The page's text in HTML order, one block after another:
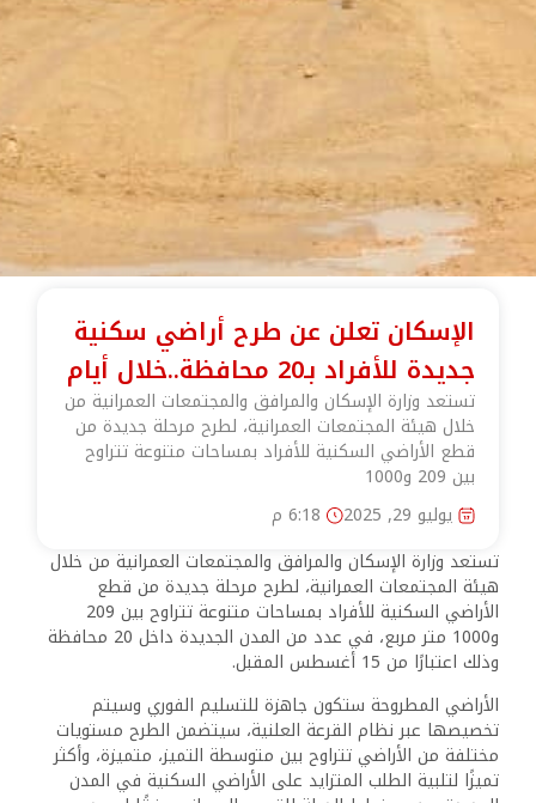
الإسكان تعلن عن طرح أراضي سكنية
جديدة للأفراد بـ20 محافظة..خلال أيام
تستعد وزارة الإسكان والمرافق والمجتمعات العمرانية من
خلال هيئة المجتمعات العمرانية، لطرح مرحلة جديدة من
قطع الأراضي السكنية للأفراد بمساحات متنوعة تتراوح
بين 209 و1000
يوليو 29, 2025
6:18 م
تستعد وزارة الإسكان والمرافق والمجتمعات العمرانية من خلال
هيئة المجتمعات العمرانية، لطرح مرحلة جديدة من قطع
الأراضي السكنية للأفراد بمساحات متنوعة تتراوح بين 209
و1000 متر مربع، في عدد من المدن الجديدة داخل 20 محافظة
وذلك اعتبارًا من 15 أغسطس المقبل.
الأراضي المطروحة ستكون جاهزة للتسليم الفوري وسيتم
تخصيصها عبر نظام القرعة العلنية، سيتضمن الطرح مستويات
مختلفة من الأراضي تتراوح بين متوسطة التميز، متميزة، وأكثر
تميزًا لتلبية الطلب المتزايد على الأراضي السكنية في المدن